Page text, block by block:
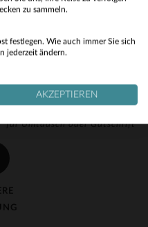
KOSTENLOSE 90-TAGE-
RÜCKGABE
für Umtausch oder Gutschrift
zu sammeln.
festlegen. Wie auch immer Sie sich
jederzeit ändern.
AKZEPTIEREN